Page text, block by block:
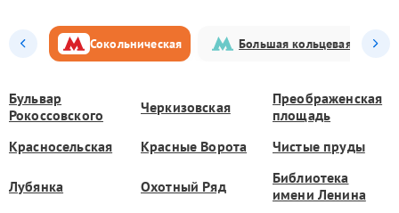
Сокольническая Большая кольцевая
Бульвар
Рокоссовского
Черкизовская
Преображенская
площадь
Красносельская
Красные Ворота Чистые пруды
Лубянка Охотный Ряд
Библиотека
имени Ленина